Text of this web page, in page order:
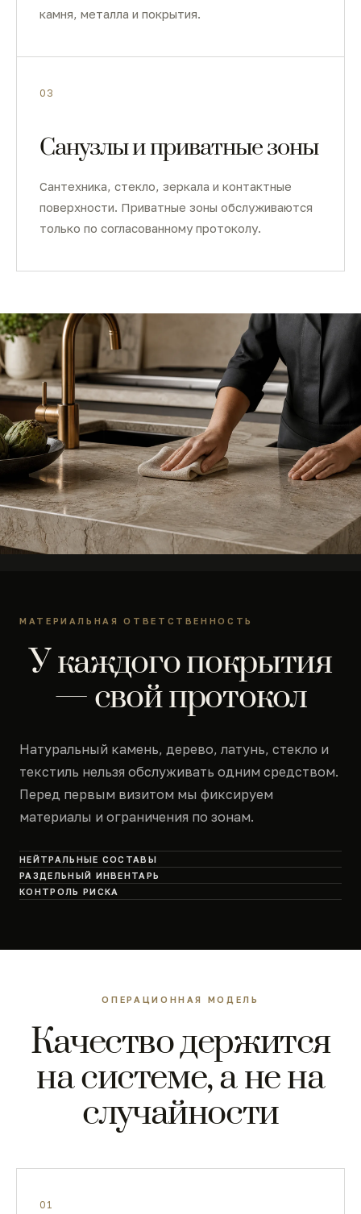
камня, металла и покрытия.
03
Санузлы и приватные зоны
Сантехника, стекло, зеркала и контактные
поверхности. Приватные зоны обслуживаются
только по согласованному протоколу.
МАТЕРИАЛЬНАЯ ОТВЕТСТВЕННОСТЬ
У каждого покрытия
— свой протокол
Натуральный камень, дерево, латунь, стекло и
текстиль нельзя обслуживать одним средством.
Перед первым визитом мы фиксируем
материалы и ограничения по зонам.
НЕЙТРАЛЬНЫЕ СОСТАВЫ
РАЗДЕЛЬНЫЙ ИНВЕНТАРЬ
КОНТРОЛЬ РИСКА
ОПЕРАЦИОННАЯ МОДЕЛЬ
Качество держится
на системе, а не на
случайности
01